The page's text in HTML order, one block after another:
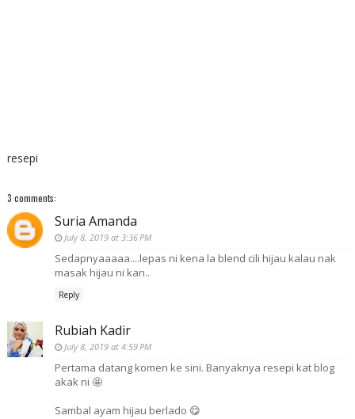
resepi
3 comments:
Suria Amanda
July 8, 2019 at 3:36 PM
Sedapnyaaaaa....lepas ni kena la blend cili hijau kalau nak
masak hijau ni kan..
Reply
Rubiah Kadir
July 8, 2019 at 4:59 PM
Pertama datang komen ke sini. Banyaknya resepi kat blog
akak ni 🤩
Sambal ayam hijau berlado 😋